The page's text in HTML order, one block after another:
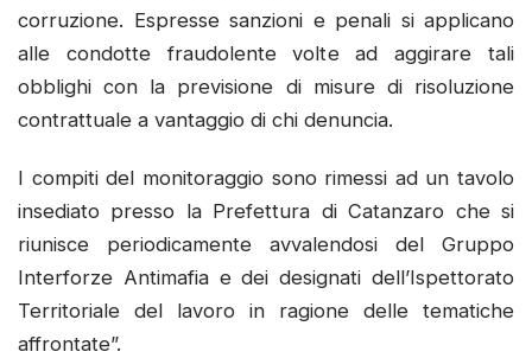
corruzione. Espresse sanzioni e penali si applicano
alle condotte fraudolente volte ad aggirare tali
obblighi con la previsione di misure di risoluzione
contrattuale a vantaggio di chi denuncia.
I compiti del monitoraggio sono rimessi ad un tavolo
insediato presso la Prefettura di Catanzaro che si
riunisce periodicamente avvalendosi del Gruppo
Interforze Antimafia e dei designati dell’Ispettorato
Territoriale del lavoro in ragione delle tematiche
affrontate”.